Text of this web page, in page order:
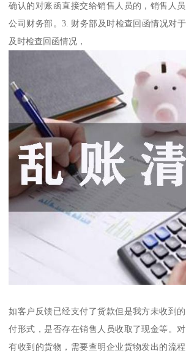
确认的对账函直接交给销售人员的，销售人
公司财务部。3. 财务部及时检查回函情况对
及时检查回函情况，
如客户反馈已经支付了货款但是我方未收到
付形式，是否存在销售人员收取了现金等。
有收到的货物，需要查明企业货物发出的流